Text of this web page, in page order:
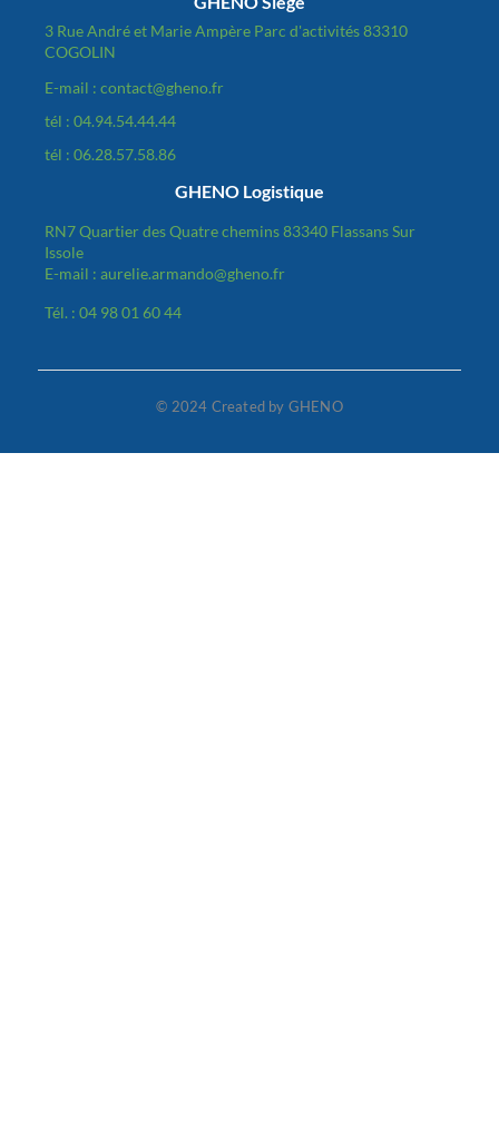
3 Rue André et Marie Ampère Parc d'activités 83310
COGOLIN
E-mail : contact@gheno.fr
tél : 04.94.54.44.44
tél : 06.28.57.58.86
GHENO Logistique
RN7 Quartier des Quatre chemins 83340 Flassans Sur
Issole
E-mail : aurelie.armando@gheno.fr
Tél. : 04 98 01 60 44
© 2024 Created by GHENO